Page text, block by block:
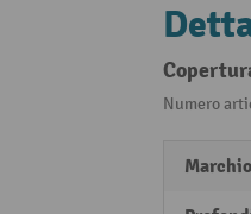
Numero
Marchio